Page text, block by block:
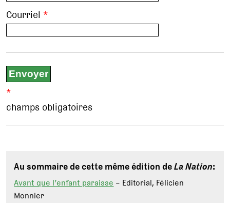
Courriel *
*
champs obligatoires
Au sommaire de cette même édition deLa Nation:
Avant que l’enfant paraisse– Editorial, Félicien
Monnier